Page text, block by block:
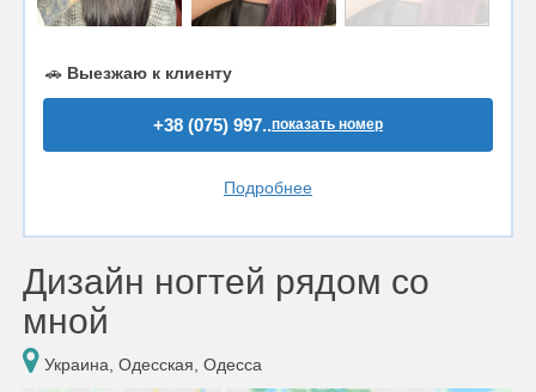
🚗 Выезжаю к клиенту
+38 (075) 997..показать номер
Подробнее
Дизайн ногтей рядом со
мной
Украина, Одесская, Одесса